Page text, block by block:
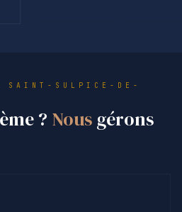
SAINT-SULPICE-DE-
? Nous gérons